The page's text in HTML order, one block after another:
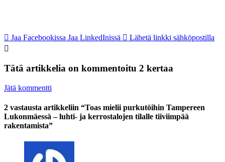
Jaa Facebookissa Jaa LinkedInissä Lähetä linkki sähköpostilla
Tätä artikkelia on kommentoitu 2 kertaa
Jätä kommentti
2 vastausta artikkeliin “Toas mielii purkutöihin Tampereen
Lukonmäessä – luhti- ja kerrostalojen tilalle tiiviimpää
rakentamista”